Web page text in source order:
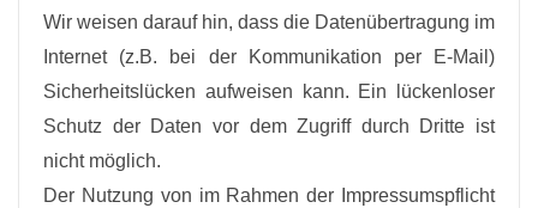
Wir weisen darauf hin, dass die Datenübertragung im
Internet (z.B. bei der Kommunikation per E-Mail)
Sicherheitslücken aufweisen kann. Ein lückenloser
Schutz der Daten vor dem Zugriff durch Dritte ist
nicht möglich.
Der Nutzung von im Rahmen der Impressumspflicht